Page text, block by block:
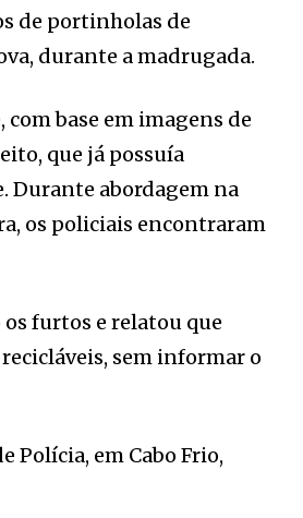
de portinholas de
durante a madrugada.
base em imagens de
que já possuía
Durante abordagem na
os policiais encontraram
furtos e relatou que
sem informar o
Polícia, em Cabo Frio,